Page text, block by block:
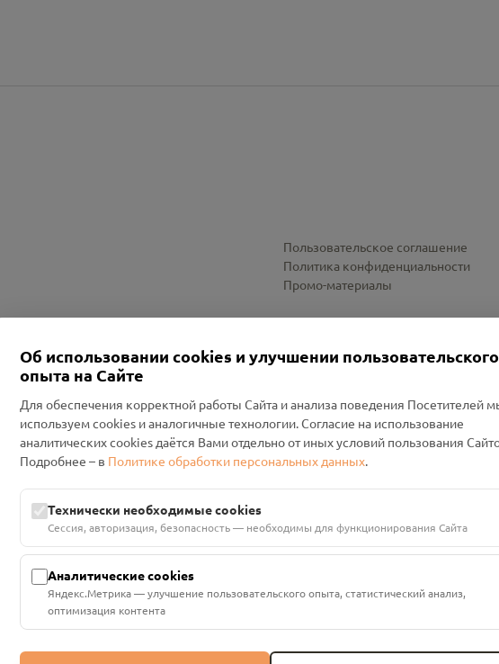
Пользовательское соглашение
Политика конфиденциальности
Промо-материалы
«Смоленский Проект Помним»
область, р-н Руднянский, г. Рудня, улица Западная, д. 26А, пом. 18
в АО "АЛЬФА-БАНК"
Об использовании cookies и улучшении пользовательского
опыта на Сайте
Для обеспечения корректной работы Сайта и анализа поведения Посетителей
используем cookies и аналогичные технологии. Согласие на использование
аналитических cookies даётся Вами отдельно от иных условий пользования
Подробнее – в Политике обработки персональных данных.
Технически необходимые cookies
Сессия, авторизация, безопасность — необходимы для функционирования Сайта
Аналитические cookies
Яндекс.Метрика — улучшение пользовательского опыта, статистический анализ,
оптимизация контента